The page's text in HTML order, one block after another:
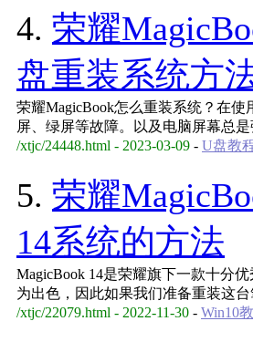
4. 荣耀
盘重装系统方
荣耀MagicBook怎么重装系统？在
屏、绿屏等故障。以及电脑屏幕总
/xtjc/24448.html - 2023-03-09 - U盘教
5. 荣耀
14系统的方法
MagicBook 14是荣耀旗下一款十分
为出色，因此如果我们准备重装这
/xtjc/22079.html - 2022-11-30 - Win10